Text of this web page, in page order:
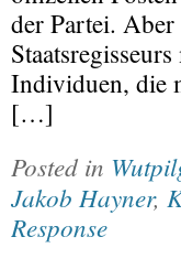
der Partei. Aber
Individuen, die
[…]
Posted in
Jakob Hayner,
Response